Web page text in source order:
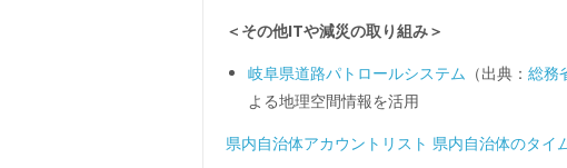
＜その他ITや減災の取り組み＞
岐阜県道路パトロールシステム （出典： 総務
よる地理空間情報を活用
県内自治体アカウントリスト 県内自治体のタイ